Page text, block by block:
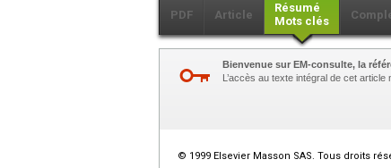
PDF Article
Résumé
Mots clés
Bienvenue sur EM-consulte, la
L’accès au texte intégral de cet article
© 1999 Elsevier Masson SAS. Tous droits